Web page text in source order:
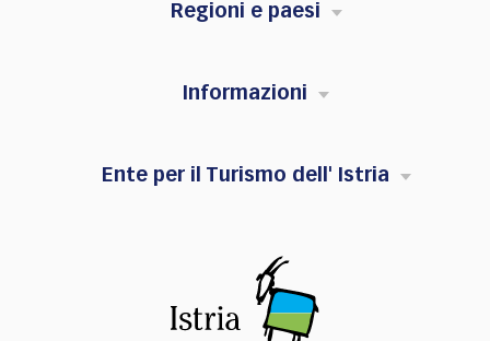
Regioni e paesi
Informazioni
Ente per il Turismo dell' Istria